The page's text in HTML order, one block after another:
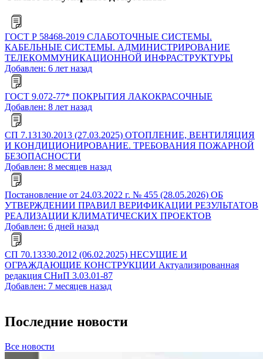
ГОСТ Р 58468-2019 СЛАБОТОЧНЫЕ СИСТЕМЫ.
КАБЕЛЬНЫЕ СИСТЕМЫ. АДМИНИСТРИРОВАНИЕ
ТЕЛЕКОММУНИКАЦИОННОЙ ИНФРАСТРУКТУРЫ
Добавлен: 6 лет назад
ГОСТ 9.072-77* ПОКРЫТИЯ ЛАКОКРАСОЧНЫЕ
Добавлен: 8 лет назад
СП 7.13130.2013 (27.03.2025) ОТОПЛЕНИЕ, ВЕНТИЛЯЦИЯ
И КОНДИЦИОНИРОВАНИЕ. ТРЕБОВАНИЯ ПОЖАРНОЙ
БЕЗОПАСНОСТИ
Добавлен: 8 месяцев назад
Постановление от 24.03.2022 г. № 455 (28.05.2026) ОБ
УТВЕРЖДЕНИИ ПРАВИЛ ВЕРИФИКАЦИИ РЕЗУЛЬТАТОВ
РЕАЛИЗАЦИИ КЛИМАТИЧЕСКИХ ПРОЕКТОВ
Добавлен: 6 дней назад
СП 70.13330.2012 (06.02.2025) НЕСУЩИЕ И
ОГРАЖДАЮЩИЕ КОНСТРУКЦИИ Актуализированная
редакция СНиП 3.03.01-87
Добавлен: 7 месяцев назад
Последние новости
Все новости